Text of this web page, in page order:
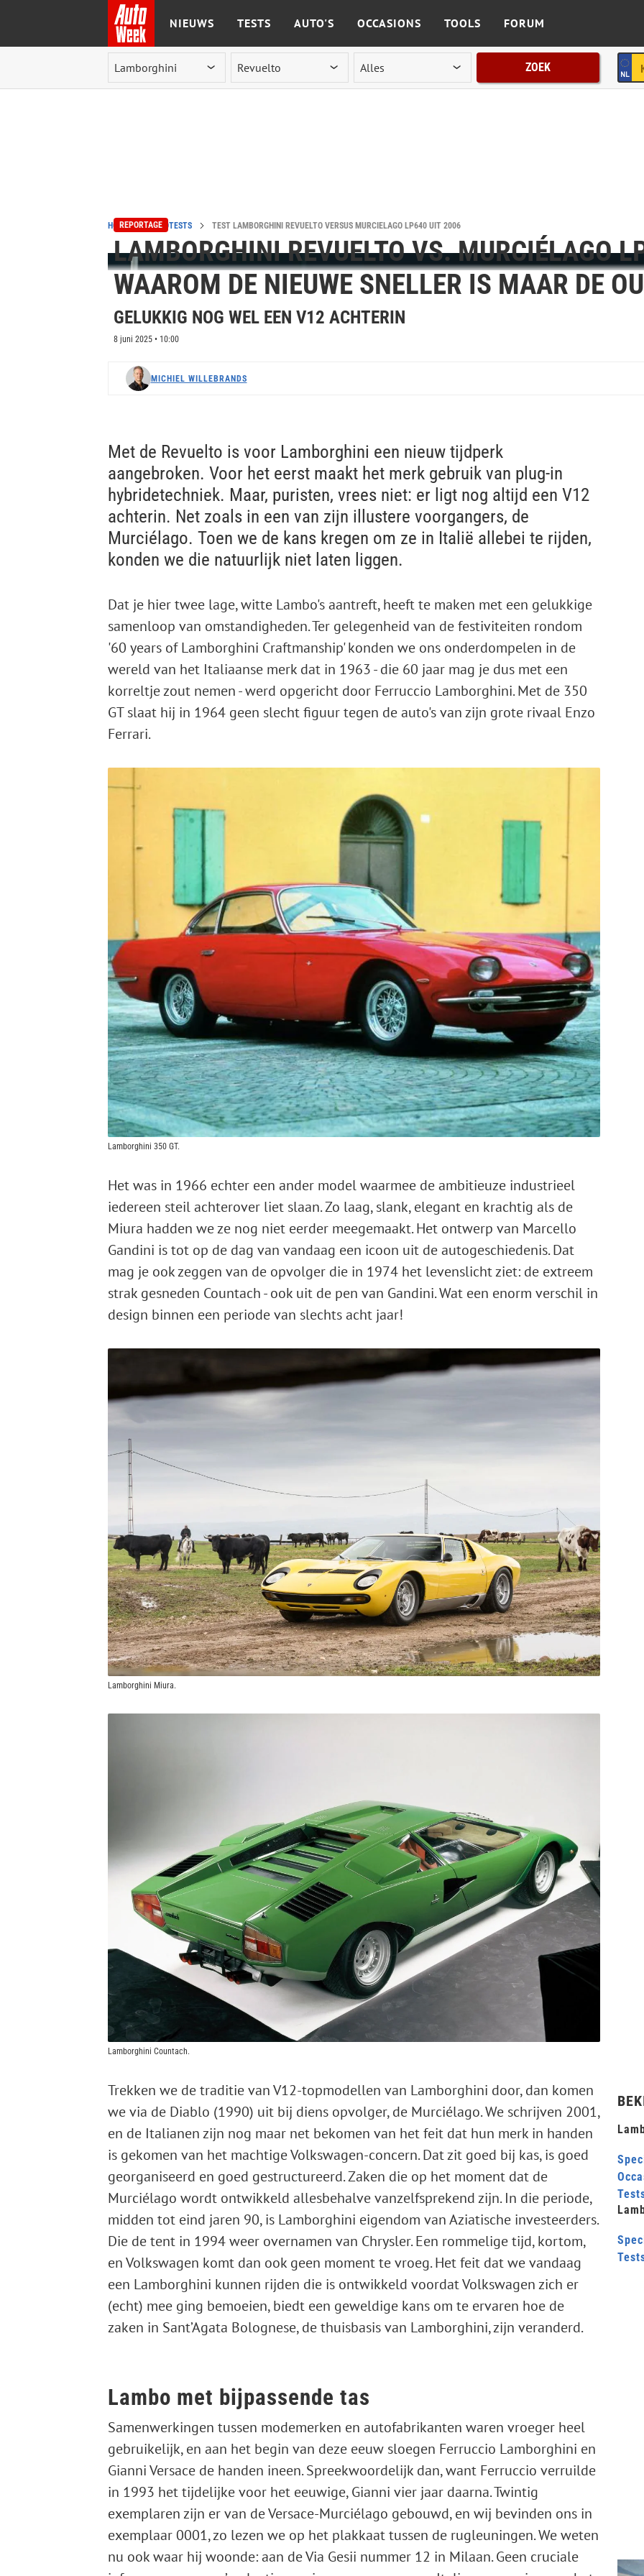
Ga naar de inhoud
NIEUWS TESTS AUTO'S OCCASIONS TOOLS FORUM
ZOEK
HOME AUTOTESTS TEST LAMBORGHINI REVUELTO VERSUS MURCIÉLAGO LP640 UIT 2006
REPORTAGE
LAMBORGHINI REVUELTO VS. MURCIÉLAGO
WAAROM DE NIEUWE SNELLER IS MAAR DE
GELUKKIG NOG WEL EEN V12 ACHTERIN
8 juni 2025 • 10:00
MICHIEL WILLEBRANDS
Met de Revuelto is voor Lamborghini een nieuw tijdperk
aangebroken. Voor het eerst maakt het merk gebruik van plug-in
hybridetechniek. Maar, puristen, vrees niet: er ligt nog altijd een V12
achterin. Net zoals in een van zijn illustere voorgangers, de
Murciélago. Toen we de kans kregen om ze in Italië allebei te rijden,
konden we die natuurlijk niet laten liggen.
Dat je hier twee lage, witte Lambo's aantreft, heeft te maken met een gelukkige
samenloop van omstandigheden. Ter gelegenheid van de festiviteiten rondom
'60 years of Lamborghini Craftmanship' konden we ons onderdompelen in de
wereld van het Italiaanse merk dat in 1963 - die 60 jaar mag je dus met een
korreltje zout nemen - werd opgericht door Ferruccio Lamborghini. Met de 350
GT slaat hij in 1964 geen slecht figuur tegen de auto's van zijn grote rivaal Enzo
Ferrari.
Lamborghini 350 GT.
Het was in 1966 echter een ander model waarmee de ambitieuze industrieel
iedereen steil achterover liet slaan. Zo laag, slank, elegant en krachtig als de
Miura hadden we ze nog niet eerder meegemaakt. Het ontwerp van Marcello
Gandini is tot op de dag van vandaag een icoon uit de autogeschiedenis. Dat
mag je ook zeggen van de opvolger die in 1974 het levenslicht ziet: de extreem
strak gesneden Countach - ook uit de pen van Gandini. Wat een enorm verschil in
design binnen een periode van slechts acht jaar!
Lamborghini Miura.
Lamborghini Countach.
Trekken we de traditie van V12-topmodellen van Lamborghini door, dan komen
we via de Diablo (1990) uit bij diens opvolger, de Murciélago. We schrijven 2001,
en de Italianen zijn nog maar net bekomen van het feit dat hun merk in handen
is gekomen van het machtige Volkswagen-concern. Dat zit goed bij kas, is goed
georganiseerd en goed gestructureerd. Zaken die op het moment dat de
Murciélago wordt ontwikkeld allesbehalve vanzelfsprekend zijn. In die periode,
midden tot eind jaren 90, is Lamborghini eigendom van Aziatische investeerders.
Die de tent in 1994 weer overnamen van Chrysler. Een rommelige tijd, kortom,
en Volkswagen komt dan ook geen moment te vroeg. Het feit dat we vandaag
een Lamborghini kunnen rijden die is ontwikkeld voordat Volkswagen zich er
(echt) mee ging bemoeien, biedt een geweldige kans om te ervaren hoe de
zaken in Sant’Agata Bolognese, de thuisbasis van Lamborghini, zijn veranderd.
Lambo met bijpassende tas
Samenwerkingen tussen modemerken en autofabrikanten waren vroeger heel
gebruikelijk, en aan het begin van deze eeuw sloegen Ferruccio Lamborghini en
Gianni Versace de handen ineen. Spreekwoordelijk dan, want Ferruccio verruilde
in 1993 het tijdelijke voor het eeuwige, Gianni vier jaar daarna. Twintig
exemplaren zijn er van de Versace-Murciélago gebouwd, en wij bevinden ons in
exemplaar 0001, zo lezen we op het plakkaat tussen de rugleuningen. We weten
nu ook waar hij woonde: aan de Via Gesii nummer 12 in Milaan. Geen cruciale